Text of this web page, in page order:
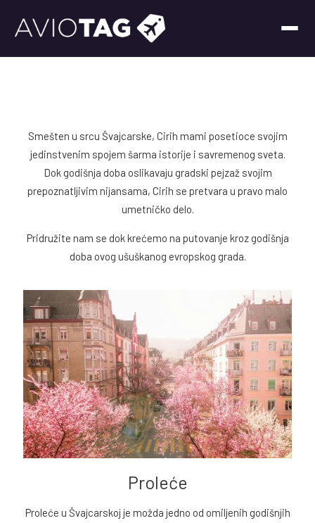
Smešten u srcu Švajcarske, Cirih mami posetioce svojim
jedinstvenim spojem šarma istorije i savremenog sveta.
Dok godišnja doba oslikavaju gradski pejzaž svojim
prepoznatljivim nijansama, Cirih se pretvara u pravo malo
umetničko delo.
Pridružite nam se dok krećemo na putovanje kroz godišnja
doba ovog ušuškanog evropskog grada.
Proleće
Proleće u Švajcarskoj je možda jedno od omiljenih godišnjih